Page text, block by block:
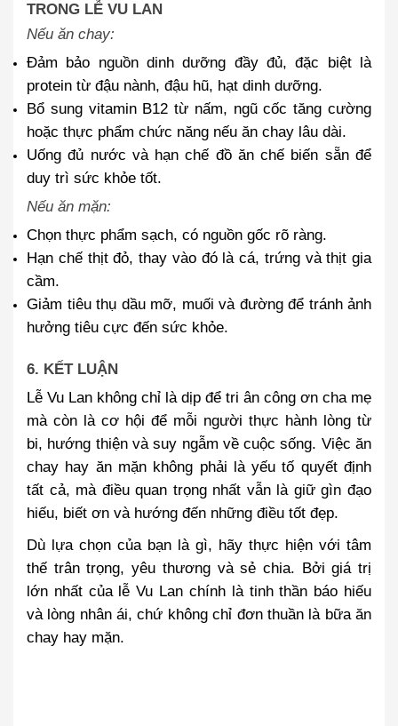
TRONG LỄ VU LAN
Nếu ăn chay:
Đảm bảo nguồn dinh dưỡng đầy đủ, đặc biệt là
protein từ đậu nành, đậu hũ, hạt dinh dưỡng.
Bổ sung vitamin B12 từ nấm, ngũ cốc tăng cường
hoặc thực phẩm chức năng nếu ăn chay lâu dài.
Uống đủ nước và hạn chế đồ ăn chế biến sẵn để
duy trì sức khỏe tốt.
Nếu ăn mặn:
Chọn thực phẩm sạch, có nguồn gốc rõ ràng.
Hạn chế thịt đỏ, thay vào đó là cá, trứng và thịt gia
cầm.
Giảm tiêu thụ dầu mỡ, muối và đường để tránh ảnh
hưởng tiêu cực đến sức khỏe.
6. KẾT LUẬN
Lễ Vu Lan không chỉ là dịp để tri ân công ơn cha mẹ
mà còn là cơ hội để mỗi người thực hành lòng từ
bi, hướng thiện và suy ngẫm về cuộc sống. Việc ăn
chay hay ăn mặn không phải là yếu tố quyết định
tất cả, mà điều quan trọng nhất vẫn là giữ gìn đạo
hiếu, biết ơn và hướng đến những điều tốt đẹp.
Dù lựa chọn của bạn là gì, hãy thực hiện với tâm
thế trân trọng, yêu thương và sẻ chia. Bởigiá trị
lớn nhất của lễ Vu Lan chính là tinh thần báo hiếu
và lòng nhân ái, chứ không chỉ đơn thuần là bữa ăn
chay hay mặn.